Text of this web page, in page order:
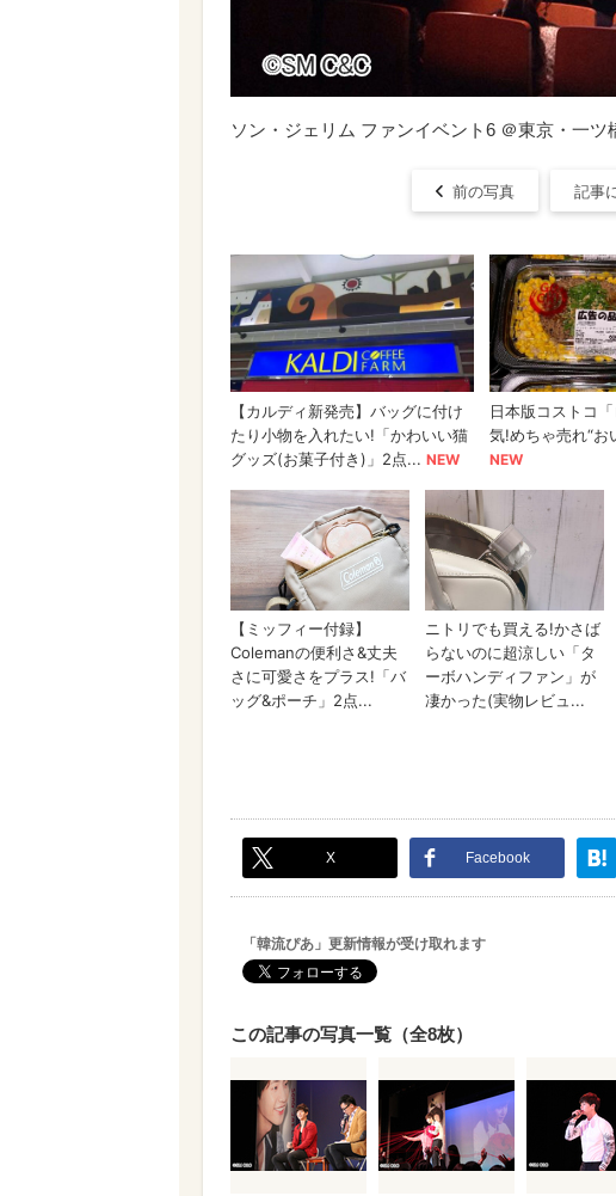
ソン・ジェリム ファンイベント6 ＠東京・一ツ
前の写真 記事
X Facebook
「韓流ぴあ」更新情報が受け取れます
この記事の写真一覧（全8枚）